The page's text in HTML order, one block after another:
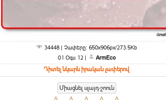
34448 | Չափերը: 650x906px/273.5Kb
01 Օգս 12 |
ArmEco
Դիտել նկարն իրական չափերով